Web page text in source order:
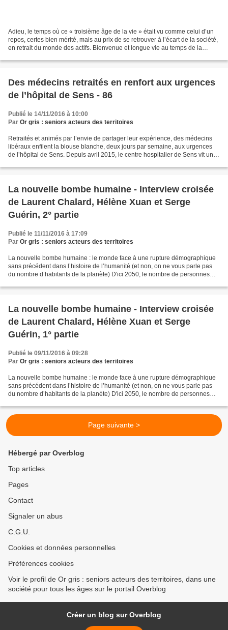
Adieu, le temps où ce « troisième âge de la vie » était vu comme celui d’un
repos, certes bien mérité, mais au prix de se retrouver à l’écart de la société,
en retrait du monde des actifs. Bienvenue et longue vie au temps de la
Des médecins retraités en renfort aux urgences
de l’hôpital de Sens - 86
Publié le 14/11/2016 à 10:00
Par Or gris : seniors acteurs des territoires
Retraités et animés par l’envie de partager leur expérience, des médecins
libéraux enfilent la blouse blanche, deux jours par semaine, aux urgences
de l’hôpital de Sens. Depuis avril 2015, le centre hospitalier de Sens vit une
La nouvelle bombe humaine - Interview croisée
de Laurent Chalard, Hélène Xuan et Serge
Guérin, 2° partie
Publié le 11/11/2016 à 17:09
Par Or gris : seniors acteurs des territoires
La nouvelle bombe humaine : le monde face à une rupture démographique
sans précédent dans l’histoire de l’humanité (et non, on ne vous parle pas
du nombre d’habitants de la planète) D'ici 2050, le nombre de personnes
La nouvelle bombe humaine - Interview croisée
de Laurent Chalard, Hélène Xuan et Serge
Guérin, 1° partie
Publié le 09/11/2016 à 09:28
Par Or gris : seniors acteurs des territoires
La nouvelle bombe humaine : le monde face à une rupture démographique
sans précédent dans l’histoire de l’humanité (et non, on ne vous parle pas
du nombre d’habitants de la planète) D'ici 2050, le nombre de personnes
Page suivante >
Hébergé par Overblog
Top articles
Pages
Contact
Signaler un abus
C.G.U.
Cookies et données personnelles
Préférences cookies
Voir le profil de Or gris : seniors acteurs des territoires, dans une
société pour tous les âges sur le portail Overblog
Créer un blog sur Overblog